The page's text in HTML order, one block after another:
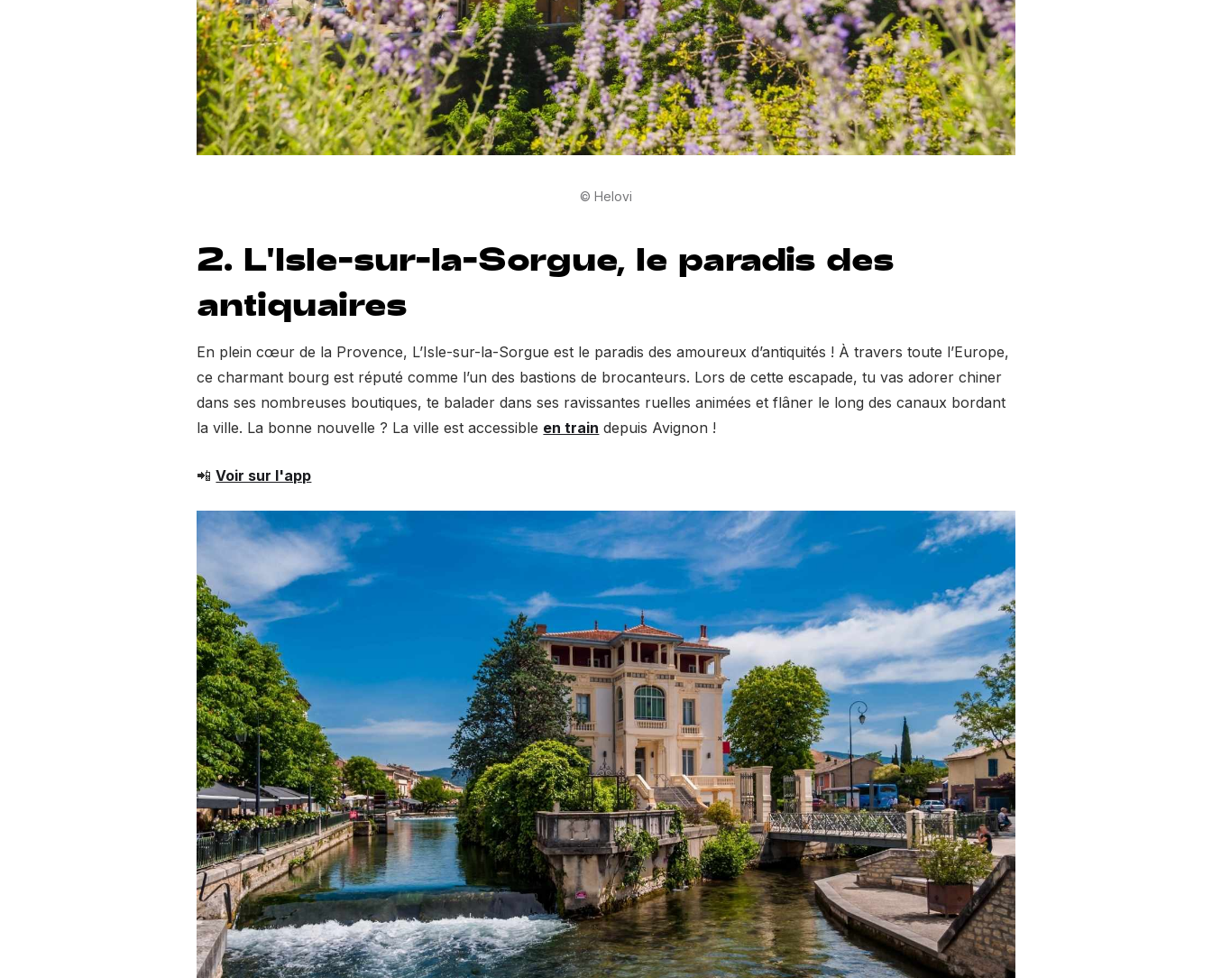
© Helovi
2. L'Isle-sur-la-Sorgue, le paradis des
antiquaires
En plein cœur de la Provence, L’Isle-sur-la-Sorgue est le paradis des amoureux d’antiquités ! À travers toute l’Europe,
ce charmant bourg est réputé comme l’un des bastions de brocanteurs. Lors de cette escapade, tu vas adorer chiner
dans ses nombreuses boutiques, te balader dans ses ravissantes ruelles animées et flâner le long des canaux bordant
la ville. La bonne nouvelle ? La ville est accessible en train depuis Avignon !
📲Voir sur l'app